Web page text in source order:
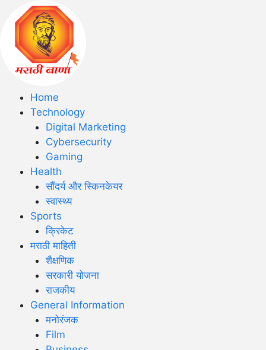
Home
Technology
Digital Marketing
Cybersecurity
Gaming
Health
सौंदर्य और स्किनकेयर
स्वास्थ्य
Sports
क्रिकेट
मराठी माहिती
शैक्षणिक
सरकारी योजना
राजकीय
General Information
मनोरंजक
Film